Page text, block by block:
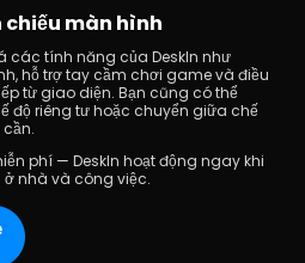
chiếu màn hình
các tính năng của DeskIn như
hỗ trợ tay cầm chơi game và điều
từ giao diện. Bạn cũng có thể
độ riêng tư hoặc chuyển giữa chế
phí — DeskIn hoạt động ngay khi
ở nhà và công việc.